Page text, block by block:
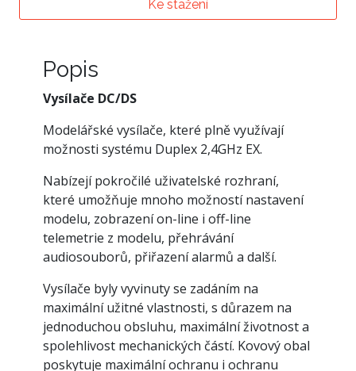
Ke stažení
Popis
Vysílače DC/DS
Modelářské vysílače, které plně využívají
možnosti systému Duplex 2,4GHz EX.
Nabízejí pokročilé uživatelské rozhraní,
které umožňuje mnoho možností nastavení
modelu, zobrazení on-line i off-line
telemetrie z modelu, přehrávání
audiosouborů, přiřazení alarmů a další.
Vysílače byly vyvinuty se zadáním na
maximální užitné vlastnosti, s důrazem na
jednoduchou obsluhu, maximální životnost a
spolehlivost mechanických částí. Kovový obal
poskytuje maximální ochranu i ochranu